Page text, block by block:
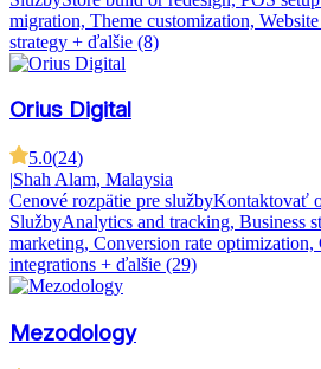
migration, Theme customization,
strategy + ďalšie (8)
Orius Digital
5.0(24)
|Shah Alam, Malaysia
Cenové rozpätie pre službyKontaktovať
SlužbyAnalytics and tracking, Business
marketing, Conversion rate optimization,
integrations + ďalšie (29)
Mezodology